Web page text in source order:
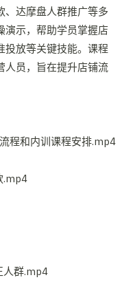
、达摩盘人群推广等多
演示，帮助学员掌握店
投放等关键技能。课程
人员，旨在提升店铺流
程和内训课程安排.mp4
.mp4
人群.mp4